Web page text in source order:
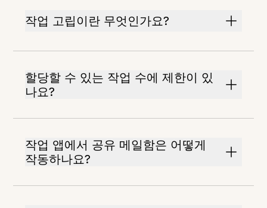
작업 고립이란 무엇인가요?
할당할 수 있는 작업 수에 제한이 있
나요?
작업 앱에서 공유 메일함은 어떻게
작동하나요?